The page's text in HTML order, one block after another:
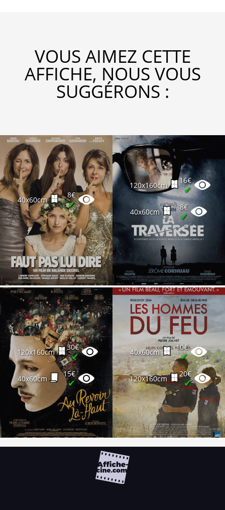
VOUS AIMEZ CETTE
AFFICHE, NOUS VOUS
SUGGÉRONS :
40x60cm
8€
✔
120x160cm
16€
✔
40x60cm
8€
✔
120x160cm
30€
✔
40x60cm
15€
✔
40x60cm
10€
✔
120x160cm
20€
✔